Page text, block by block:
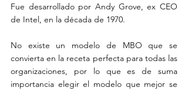
Fue desarrollado por Andy Grove, ex CEO
de Intel, en la década de 1970.
No existe un modelo de MBO que se
convierta en la receta perfecta para todas las
organizaciones, por lo que es de suma
importancia elegir el modelo que mejor se